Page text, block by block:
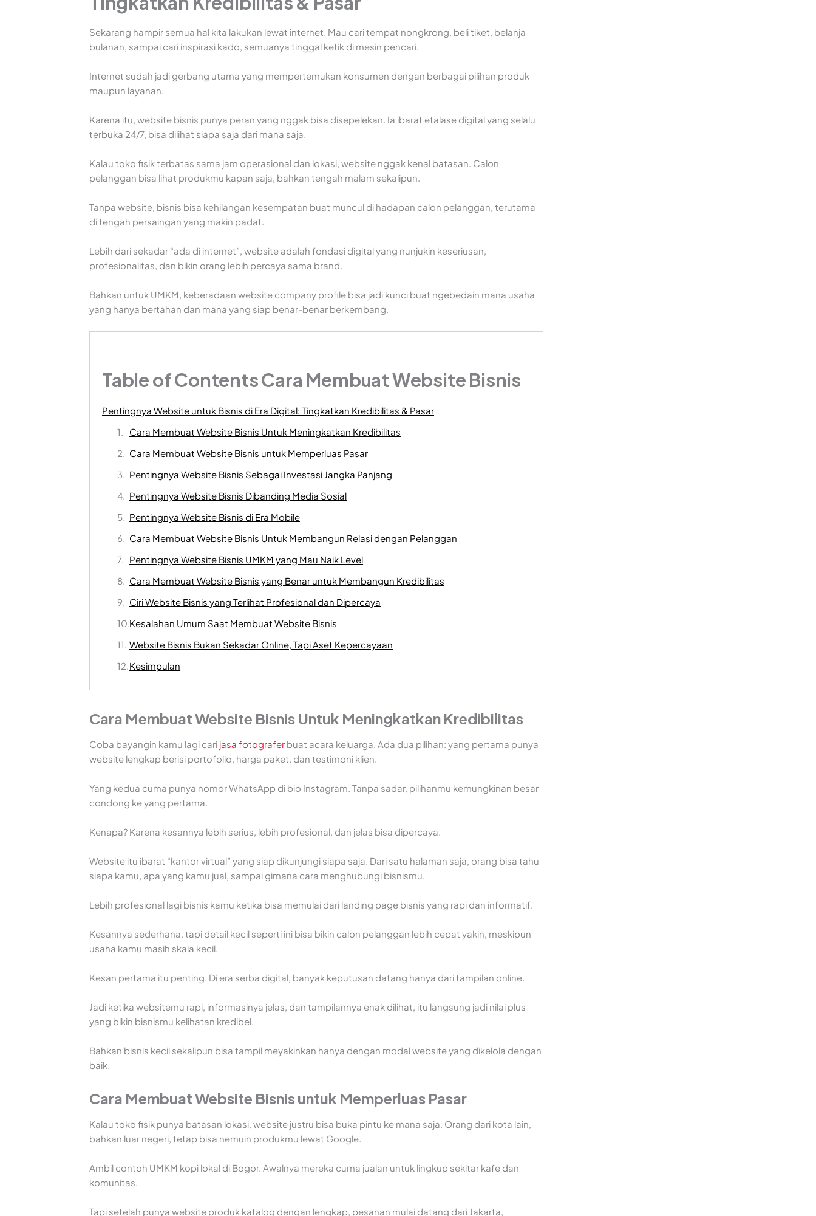
Sekarang hampir semua hal kita lakukan lewat internet. Mau cari tempat nongkrong, beli tiket, belanja
bulanan, sampai cari inspirasi kado, semuanya tinggal ketik di mesin pencari.
Internet sudah jadi gerbang utama yang mempertemukan konsumen dengan berbagai pilihan produk
maupun layanan.
Karena itu, website bisnis punya peran yang nggak bisa disepelekan. Ia ibarat etalase digital yang selalu
terbuka 24/7, bisa dilihat siapa saja dari mana saja.
Kalau toko fisik terbatas sama jam operasional dan lokasi, website nggak kenal batasan. Calon
pelanggan bisa lihat produkmu kapan saja, bahkan tengah malam sekalipun.
Tanpa website, bisnis bisa kehilangan kesempatan buat muncul di hadapan calon pelanggan, terutama
di tengah persaingan yang makin padat.
Lebih dari sekadar “ada di internet”, website adalah fondasi digital yang nunjukin keseriusan,
profesionalitas, dan bikin orang lebih percaya sama brand.
Bahkan untuk UMKM, keberadaan website company profile bisa jadi kunci buat ngebedain mana usaha
yang hanya bertahan dan mana yang siap benar-benar berkembang.
Table of Contents Cara Membuat Website Bisnis
Pentingnya Website untuk Bisnis di Era Digital: Tingkatkan Kredibilitas & Pasar
Cara Membuat Website Bisnis Untuk Meningkatkan Kredibilitas
Cara Membuat Website Bisnis untuk Memperluas Pasar
Pentingnya Website Bisnis Sebagai Investasi Jangka Panjang
Pentingnya Website Bisnis Dibanding Media Sosial
Pentingnya Website Bisnis di Era Mobile
Cara Membuat Website Bisnis Untuk Membangun Relasi dengan Pelanggan
Pentingnya Website Bisnis UMKM yang Mau Naik Level
Cara Membuat Website Bisnis yang Benar untuk Membangun Kredibilitas
Ciri Website Bisnis yang Terlihat Profesional dan Dipercaya
Kesalahan Umum Saat Membuat Website Bisnis
Website Bisnis Bukan Sekadar Online, Tapi Aset Kepercayaan
Kesimpulan
Cara Membuat Website Bisnis Untuk Meningkatkan Kredibilitas
Coba bayangin kamu lagi cari jasa fotografer buat acara keluarga. Ada dua pilihan: yang pertama punya
website lengkap berisi portofolio, harga paket, dan testimoni klien.
Yang kedua cuma punya nomor WhatsApp di bio Instagram. Tanpa sadar, pilihanmu kemungkinan besar
condong ke yang pertama.
Kenapa? Karena kesannya lebih serius, lebih profesional, dan jelas bisa dipercaya.
Website itu ibarat “kantor virtual” yang siap dikunjungi siapa saja. Dari satu halaman saja, orang bisa tahu
siapa kamu, apa yang kamu jual, sampai gimana cara menghubungi bisnismu.
Lebih profesional lagi bisnis kamu ketika bisa memulai dari landing page bisnis yang rapi dan informatif.
Kesannya sederhana, tapi detail kecil seperti ini bisa bikin calon pelanggan lebih cepat yakin, meskipun
usaha kamu masih skala kecil.
Kesan pertama itu penting. Di era serba digital, banyak keputusan datang hanya dari tampilan online.
Jadi ketika websitemu rapi, informasinya jelas, dan tampilannya enak dilihat, itu langsung jadi nilai plus
yang bikin bisnismu kelihatan kredibel.
Bahkan bisnis kecil sekalipun bisa tampil meyakinkan hanya dengan modal website yang dikelola dengan
baik.
Cara Membuat Website Bisnisuntuk Memperluas Pasar
Kalau toko fisik punya batasan lokasi, website justru bisa buka pintu ke mana saja. Orang dari kota lain,
bahkan luar negeri, tetap bisa nemuin produkmu lewat Google.
Ambil contoh UMKM kopi lokal di Bogor. Awalnya mereka cuma jualan untuk lingkup sekitar kafe dan
komunitas.
Tapi setelah punya website produk katalog dengan lengkap, pesanan mulai datang dari Jakarta,